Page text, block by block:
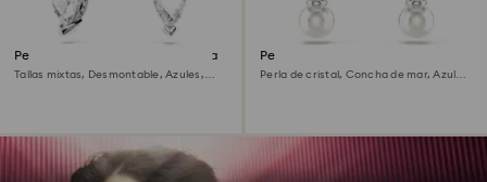
Pendientes ear jacket Mesmera
Tallas mixtas, Desmontable, Azules,
Pendientes Idyllia
Perla de cristal, Concha de mar, Azules,